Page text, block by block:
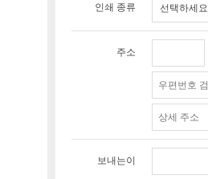
인쇄 종류 선택하세요
주소
보내는이